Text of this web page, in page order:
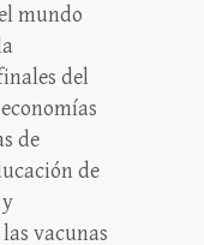
mundo
del
de
de
vacunas